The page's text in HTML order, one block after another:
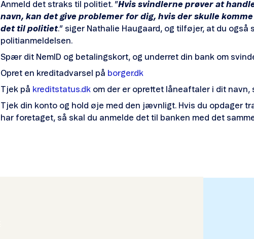
Anmeld det straks til politiet. ”Hvis svindlerne prøver at
navn, kan det give problemer for dig, hvis der skulle
det til politiet.” siger Nathalie Haugaard, og tilføjer, at du
politianmeldelsen.
Spær dit NemID og betalingskort, og underret din bank om
Opret en kreditadvarsel på borger.dk
Tjek på kreditstatus.dk om der er oprettet låneaftaler i dit navn,
Tjek din konto og hold øje med den jævnligt. Hvis du opdager
har foretaget, så skal du anmelde det til banken med det